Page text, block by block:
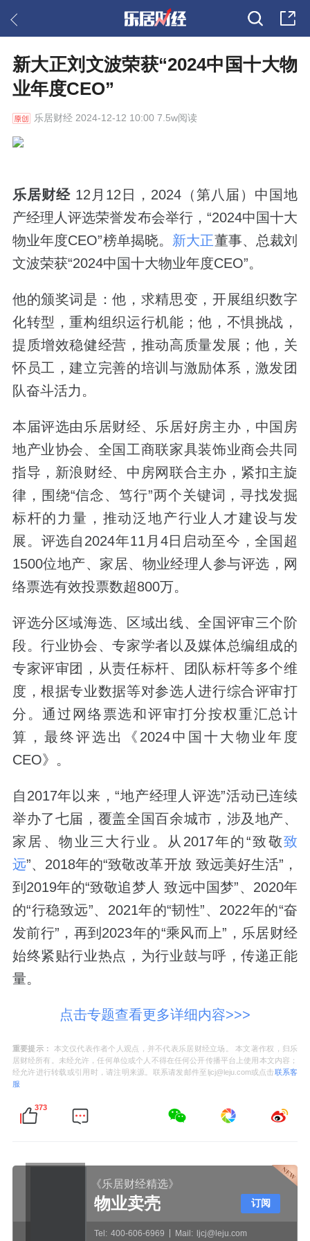
新大正刘文波荣获“2024中国十大物
业年度CEO”
乐居财经2024-12-12 10:00 7.5w阅读
乐居财经12月12日，2024（第八届）中国地
产经理人评选荣誉发布会举行，“2024中国十大
物业年度CEO”榜单揭晓。 新大正董事、总裁刘
文波荣获“2024中国十大物业年度CEO”。
他的颁奖词是：他，求精思变，开展组织数字
化转型，重构组织运行机能；他，不惧挑战，
提质增效稳健经营，推动高质量发展；他，关
怀员工，建立完善的培训与激励体系，激发团
队奋斗活力。
本届评选由乐居财经、乐居好房主办，中国房
地产业协会、全国工商联家具装饰业商会共同
指导，新浪财经、中房网联合主办，紧扣主旋
律，围绕“信念、笃行”两个关键词，寻找发掘
标杆的力量，推动泛地产行业人才建设与发
展。评选自2024年11月4日启动至今，全国超
1500位地产、家居、物业经理人参与评选，网
络票选有效投票数超800万。
评选分区域海选、区域出线、全国评审三个阶
段。行业协会、专家学者以及媒体总编组成的
专家评审团，从责任标杆、团队标杆等多个维
度，根据专业数据等对参选人进行综合评审打
分。通过网络票选和评审打分按权重汇总计
算，最终评选出《2024中国十大物业年度
CEO》。
自2017年以来，“地产经理人评选”活动已连续
举办了七届，覆盖全国百余城市，涉及地产、
家居、物业三大行业。从2017年的“致敬致
远”、2018年的“致敬改革开放 致远美好生活”，
到2019年的“致敬追梦人 致远中国梦”、2020年
的“行稳致远”、2021年的“韧性”、2022年的“奋
发前行”，再到2023年的“乘风而上”，乐居财经
始终紧贴行业热点，为行业鼓与呼，传递正能
量。
点击专题查看更多详细内容>>>
重要提示：
本文仅代表作者个人观点，并不代表乐居财经立场。 本文著作权，归乐
居财经所有。未经允许，任何单位或个人不得在任何公开传播平台上使用本文内容；
经允许进行转载或引用时，请注明来源。联系请发邮件至ljcj@leju.com或点击联系客
服
373
《乐居财经精选》
物业卖壳
Tel: 400-606-6969 Mail: ljcj@leju.com
订阅